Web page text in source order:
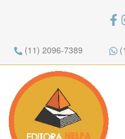
(11) 2096-7389